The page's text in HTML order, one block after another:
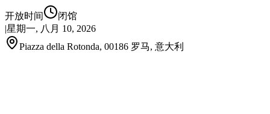
开放时间
闭馆
|星期一, 八月 10, 2026
Piazza della Rotonda, 00186 罗马, 意大利